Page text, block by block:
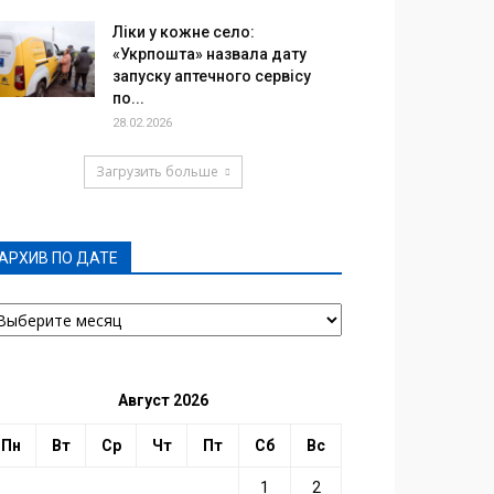
Ліки у кожне село:
«Укрпошта» назвала дату
запуску аптечного сервісу
по...
28.02.2026
Загрузить больше
ПО ДАТЕ
Август 2026
Пн Вт Ср Чт Пт Сб Вс
1 2